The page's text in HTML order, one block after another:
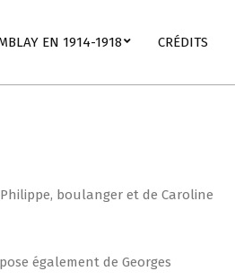
EN 1914-1918 CRÉDITS
boulanger et de Caroline
également de Georges